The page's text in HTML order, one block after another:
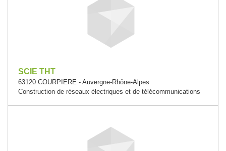
SCIE THT
63120 COURPIERE - Auvergne-Rhône-Alpes
Construction de réseaux électriques et de télécommunications